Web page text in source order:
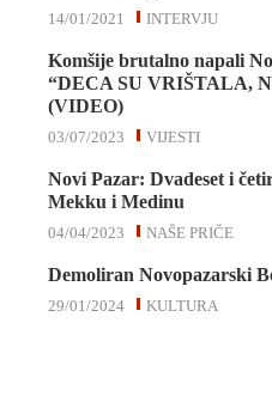
INTERVJU
14/01/2021
Komšije brutalno napali
“DECA SU VRIŠTALA,
(VIDEO)
VIJESTI
03/07/2023
Novi Pazar: Dvadeset i
Mekku i Medinu
NAŠE PRIČE
04/04/2023
Demoliran Novopazarski
KULTURA
29/01/2024